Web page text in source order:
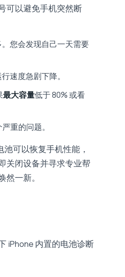
可以避免手机突然断
您会发现自己一天需要
速度急剧下降。
最大容量低于 80% 或看
重的问题。
池可以恢复手机性能，
关闭设备并寻求专业帮
一新。
iPhone 内置的电池诊断